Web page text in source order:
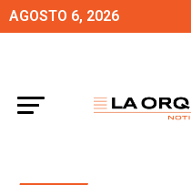
AGOSTO 6, 2026